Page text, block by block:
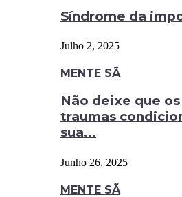
Síndrome da
Julho 2, 2025
MENTE SÃ
Não deixe que os
traumas
sua...
Junho 26, 2025
MENTE SÃ